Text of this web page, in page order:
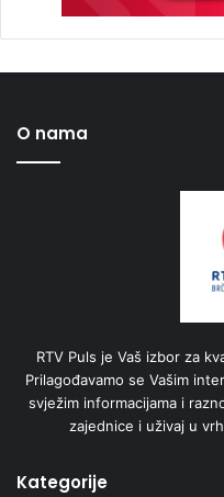
O nama
RTV Puls je Vaš izbor za
Prilagođavamo se Vašim
svježim informacijama i
zajednice i uživaj u
Kategorije